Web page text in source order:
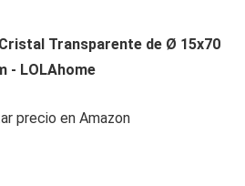
Transparente de Ø 15x70
- LOLAhome
precio en Amazon